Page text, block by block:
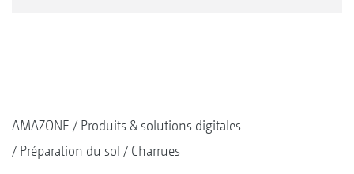
AMAZONE
Produits & solutions digitales
Préparation du sol
Charrues